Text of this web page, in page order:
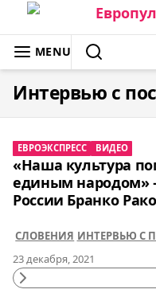
Skip
to
content
ЕВРОПУЛЬС: ВСЁ
MENU
Интервью с
ЕВРОЭКСПРЕСС ВИДЕО
«Наша культура
единым народом»
России Бранко
СЛОВЕНИЯ ИНТЕРВЬЮ С
23 декабря, 2021
Continue